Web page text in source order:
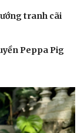
tranh cãi
Peppa Pig